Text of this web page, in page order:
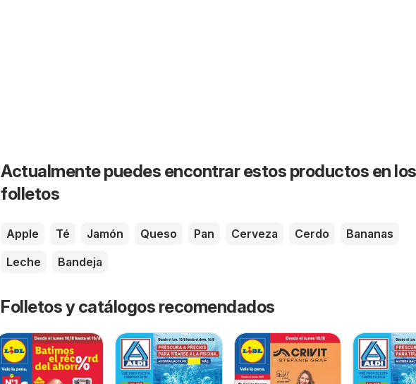
Actualmente puedes encontrar estos productos en los
folletos
Apple Té Jamón Queso Pan Cerveza Cerdo
Bananas
Leche
Bandeja
Folletos y catálogos recomendados